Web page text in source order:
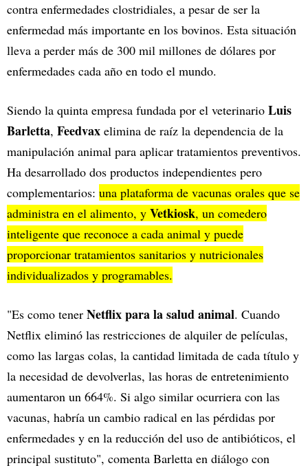
contra enfermedades clostridiales, a pesar de ser la
enfermedad más importante en los bovinos. Esta situación
lleva a perder más de 300 mil millones de dólares por
enfermedades cada año en todo el mundo.
Siendo la quinta empresa fundada por el veterinario Luis
Barletta, Feedvax elimina de raíz la dependencia de la
manipulación animal para aplicar tratamientos preventivos.
Ha desarrollado dos productos independientes pero
complementarios: una plataforma de vacunas orales que se
administra en el alimento, y Vetkiosk, un comedero
inteligente que reconoce a cada animal y puede
proporcionar tratamientos sanitarios y nutricionales
individualizados y programables.
"Es como tener Netflix para la salud animal. Cuando
Netflix eliminó las restricciones de alquiler de películas,
como las largas colas, la cantidad limitada de cada título y
la necesidad de devolverlas, las horas de entretenimiento
aumentaron un 664%. Si algo similar ocurriera con las
vacunas, habría un cambio radical en las pérdidas por
enfermedades y en la reducción del uso de antibióticos, el
principal sustituto", comenta Barletta en diálogo con